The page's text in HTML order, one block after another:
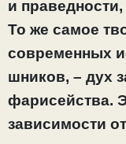
и
То же самое
современных
шников, – дух
фарисейства.
зависимости